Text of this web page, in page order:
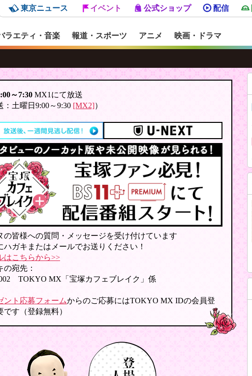
ラエティ・音楽 報道・スポーツ アニメ 映画・ドラマ
東京ニュース イベント 公式ショップ 配信
～7:30 MX1にて放送
：土曜日9:00～9:30 [MX2]）
の皆様への質問・メッセージを受け付けています
ハガキまたはメールでお送りください！
はこちらから>>
宛先：
TOKYO MX「宝塚カフェブレイク」係
ント応募フォームからのご応募にはTOKYO MX IDの会員登
です（登録無料）